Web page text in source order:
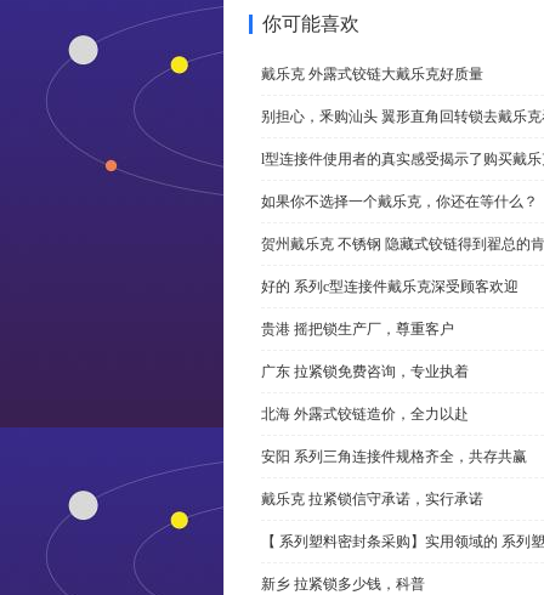
你可能喜欢
戴乐克 外露式铰链大戴乐克好质量
别担心，釆购汕头 翼形直角回转锁去戴乐
l型连接件使用者的真实感受揭示了购买戴
如果你不选择一个戴乐克，你还在等什么？
贺州戴乐克 不锈钢 隐藏式铰链得到翟总的
好的 系列c型连接件戴乐克深受顾客欢迎
贵港 摇把锁生产厂，尊重客户
广东 拉紧锁免费咨询，专业执着
北海 外露式铰链造价，全力以赴
安阳 系列三角连接件规格齐全，共存共赢
戴乐克 拉紧锁信守承诺，实行承诺
【 系列塑料密封条采购】实用领域的 系列
新乡 拉紧锁多少钱，科普